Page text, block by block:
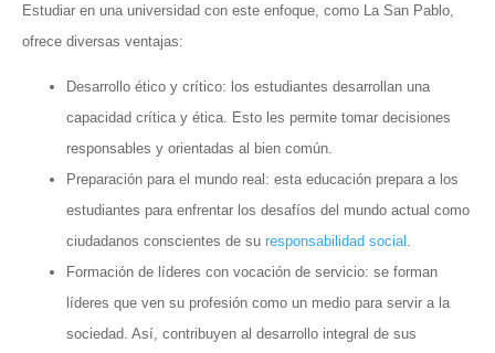
Estudiar en una universidad con este enfoque, como La San Pablo,
ofrece diversas ventajas:
Desarrollo ético y crítico: los estudiantes desarrollan una
capacidad crítica y ética. Esto les permite tomar decisiones
responsables y orientadas al bien común.
Preparación para el mundo real: esta educación prepara a los
estudiantes para enfrentar los desafíos del mundo actual como
ciudadanos conscientes de su responsabilidad social
Formación de líderes con vocación de servicio: se forman
líderes que ven su profesión como un medio para servir a la
sociedad. Así, contribuyen al desarrollo integral de sus